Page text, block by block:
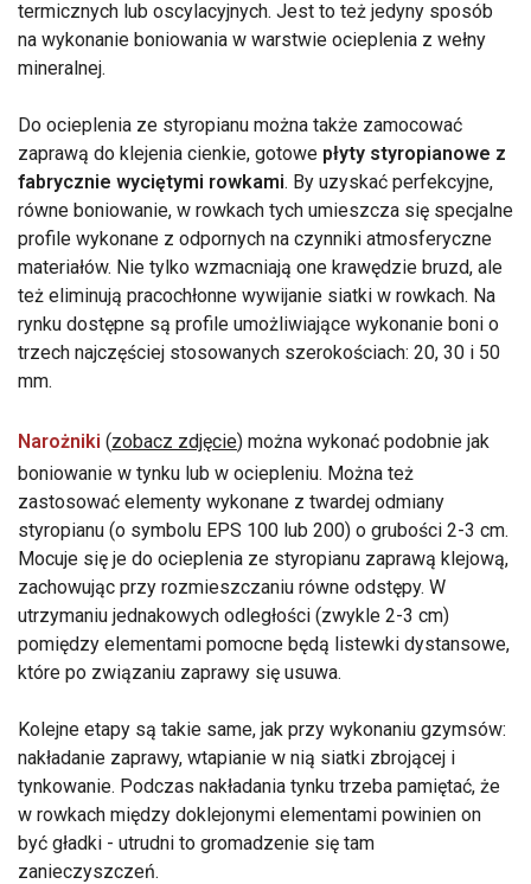
termicznych lub oscylacyjnych. Jest to też jedyny sposób
na wykonanie boniowania w warstwie ocieplenia z wełny
mineralnej.
Do ocieplenia ze styropianu można także zamocować
zaprawą do klejenia cienkie, gotowe płyty styropianowe z
fabrycznie wyciętymi rowkami. By uzyskać perfekcyjne,
równe boniowanie, w rowkach tych umieszcza się specjalne
profile wykonane z odpornych na czynniki atmosferyczne
materiałów. Nie tylko wzmacniają one krawędzie bruzd, ale
też eliminują pracochłonne wywijanie siatki w rowkach. Na
rynku dostępne są profile umożliwiające wykonanie boni o
trzech najczęściej stosowanych szerokościach: 20, 30 i 50
mm.
Narożniki (zobacz zdjęcie) można wykonać podobnie jak
boniowanie w tynku lub w ociepleniu. Można też
zastosować elementy wykonane z twardej odmiany
styropianu (o symbolu EPS 100 lub 200) o grubości 2-3 cm.
Mocuje się je do ocieplenia ze styropianu zaprawą klejową,
zachowując przy rozmieszczaniu równe odstępy. W
utrzymaniu jednakowych odległości (zwykle 2-3 cm)
pomiędzy elementami pomocne będą listewki dystansowe,
które po związaniu zaprawy się usuwa.
Kolejne etapy są takie same, jak przy wykonaniu gzymsów:
nakładanie zaprawy, wtapianie w nią siatki zbrojącej i
tynkowanie. Podczas nakładania tynku trzeba pamiętać, że
w rowkach między doklejonymi elementami powinien on
być gładki - utrudni to gromadzenie się tam
zanieczyszczeń.